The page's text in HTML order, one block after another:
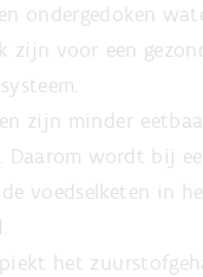
ondergedoken
zijn voor een
zijn minder
Daarom wordt bij
voedselketen in
het